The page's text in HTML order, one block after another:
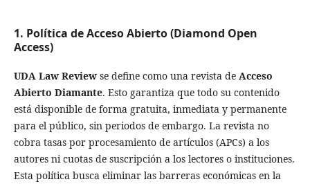
1. Política de Acceso Abierto (Diamond Open
Access)
UDA Law Reviewse define como una revista de Acceso
Abierto Diamante. Esto garantiza que todo su contenido
está disponible de forma gratuita, inmediata y permanente
para el público, sin periodos de embargo. La revista no
cobra tasas por procesamiento de artículos (APCs) a los
autores ni cuotas de suscripción a los lectores o instituciones.
Esta política busca eliminar las barreras económicas en la